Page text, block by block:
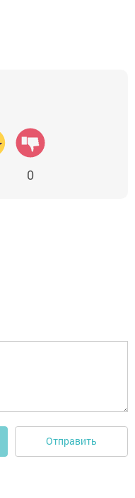
0
Отправить